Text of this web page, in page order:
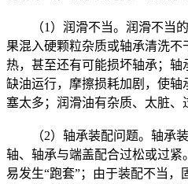
（1）润滑不当。润滑不当的
果混入硬颗粒杂质或轴承清洗
热，甚至还有可能损坏轴承；轴
缺油运行，摩擦损耗加剧，使
塞太多；润滑油有杂质、太脏、
（2）轴承装配问题。轴承装
轴、轴承与端盖配合过松或过
易发生“跑套”；由于装配不当，